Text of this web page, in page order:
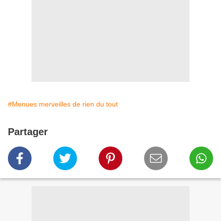
#Menues merveilles de rien du tout
Partager